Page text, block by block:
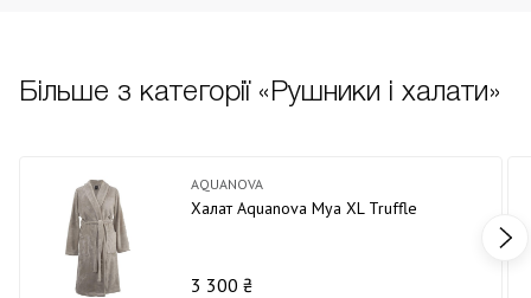
Більше з категорії «Рушники і халати»
AQUANOVA
Халат Aquanova Mya XL Truffle
3 300 ₴